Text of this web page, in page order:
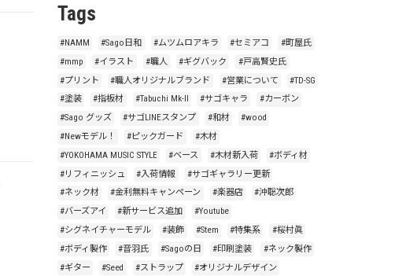
Tags
#NAMM #Sago日和 #ムツムロアキラ #セミアコ
#町屋氏
#mmp
#イラスト #職人 #ギグバック
#戸高賢史氏
#プリント
#職人オリジナルブランド #営業について
#TD-SG
#塗装
#指板材 #Tabuchi Mk-Ⅱ #サゴキャラ
#カーボン
#Sago グッズ
#サゴLINEスタンプ #和材
#wood
#Newモデル！
#ピックガード
#木材
#YOKOHAMA MUSIC STYLE
#ベース #木材新入荷
#ボディ材
#リフィニッシュ
#入荷情報
#サゴギャラリー更新
#ネック材
#金利無料キャンペーン #楽器店
#沖聡次郎
#バーズアイ
#新サービス追加
#Youtube
#シグネイチャーモデル
#装飾 #Stem #特集系
#桜村眞
#ボディ製作
#音羽氏 #Sagoの日 #印刷塗装
#ネック製作
#ギター
#Seed #ストラップ #オリジナルデザイン